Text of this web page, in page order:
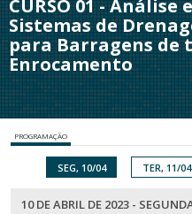
CURSO 01 - Análise
Sistemas de
para Barragens de
Enrocamento
PROGRAMAÇÃO
SEG, 10/04 TER, 11/04
10 DE ABRIL DE 2023 -